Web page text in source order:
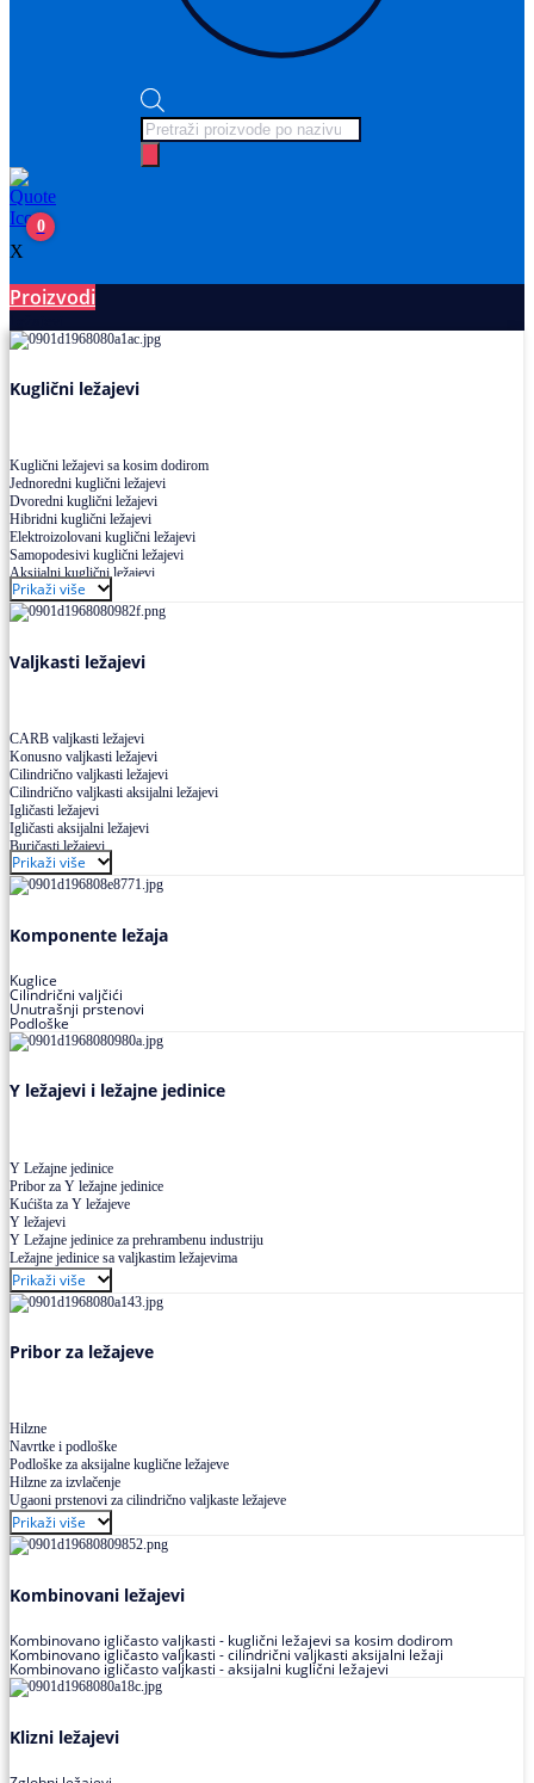
Products
search
0
X
Proizvodi
Kuglični ležajevi
Kuglični ležajevi sa kosim dodirom
Jednoredni kuglični ležajevi
Dvoredni kuglični ležajevi
Hibridni kuglični ležajevi
Elektroizolovani kuglični ležajevi
Samopodesivi kuglični ležajevi
Aksijalni kuglični ležajevi
Kuglični ležajevi od nerđajućeg čelika
Prikaži više
Valjkasti ležajevi
CARB valjkasti ležajevi
Konusno valjkasti ležajevi
Cilindrično valjkasti ležajevi
Cilindrično valjkasti aksijalni ležajevi
Igličasti ležajevi
Igličasti aksijalni ležajevi
Buričasti ležajevi
Buričasti zaptiveni ležajevi
Buričasti aksijalni ležajevi
Prikaži više
Komponente ležaja
Kuglice
Cilindrični valjčići
Unutrašnji prstenovi
Podloške
Y ležajevi i ležajne jedinice
Y Ležajne jedinice
Pribor za Y ležajne jedinice
Kućišta za Y ležajeve
Y ležajevi
Y Ležajne jedinice za prehrambenu industriju
Ležajne jedinice sa valjkastim ležajevima
Prikaži više
Pribor za ležajeve
Hilzne
Navrtke i podloške
Podloške za aksijalne kuglične ležajeve
Hilzne za izvlačenje
Ugaoni prstenovi za cilindrično valjkaste ležajeve
Prikaži više
Kombinovani ležajevi
Kombinovano igličasto valjkasti - kuglični ležajevi sa kosim dodirom
Kombinovano igličasto valjkasti - cilindrični valjkasti aksijalni ležaji
Kombinovano igličasto valjkasti - aksijalni kuglični ležajevi
Klizni ležajevi